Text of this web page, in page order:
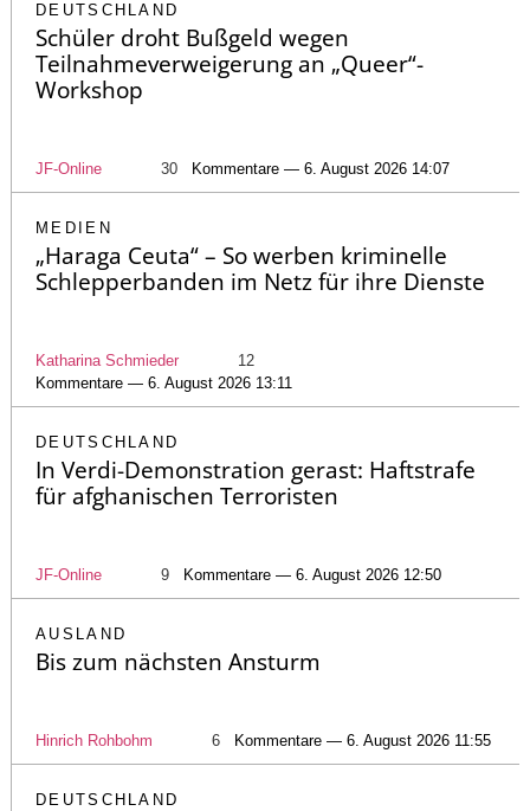
DEUTSCHLAND
Schüler droht Bußgeld wegen
Teilnahmeverweigerung an „Queer“-
Workshop
JF-Online 30 Kommentare — 6. August 2026 14:07
MEDIEN
„Haraga Ceuta“ – So werben kriminelle
Schlepperbanden im Netz für ihre Dienste
Katharina Schmieder
12
Kommentare — 6. August 2026 13:11
DEUTSCHLAND
In Verdi-Demonstration gerast: Haftstrafe
für afghanischen Terroristen
JF-Online 9 Kommentare — 6. August 2026 12:50
AUSLAND
Bis zum nächsten Ansturm
Hinrich Rohbohm 6 Kommentare — 6. August 2026 11:55
DEUTSCHLAND